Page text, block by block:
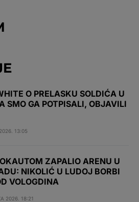
O PRELASKU SOLDIĆA U
SMO GA POTPISALI, OBJAVILI
13:05
ZAPALIO ARENU U
NIKOLIĆ U LUDOJ BORBI
VOLOGDINA
2026. 18:21